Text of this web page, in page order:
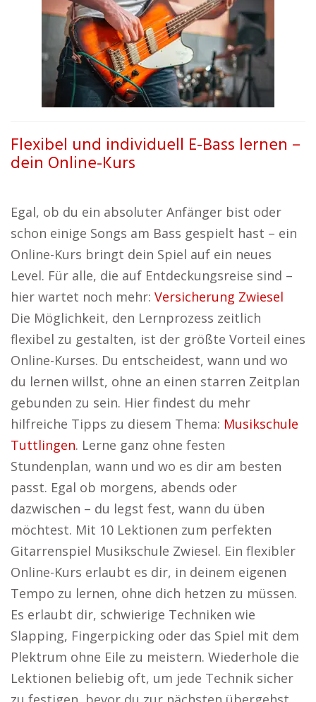
Flexibel und individuell E-Bass lernen –
dein Online-Kurs
Egal, ob du ein absoluter Anfänger bist oder
schon einige Songs am Bass gespielt hast – ein
Online-Kurs bringt dein Spiel auf ein neues
Level. Für alle, die auf Entdeckungsreise sind –
hier wartet noch mehr: Versicherung Zwiesel
Die Möglichkeit, den Lernprozess zeitlich
flexibel zu gestalten, ist der größte Vorteil eines
Online-Kurses. Du entscheidest, wann und wo
du lernen willst, ohne an einen starren Zeitplan
gebunden zu sein. Hier findest du mehr
hilfreiche Tipps zu diesem Thema: Musikschule
Tuttlingen. Lerne ganz ohne festen
Stundenplan, wann und wo es dir am besten
passt. Egal ob morgens, abends oder
dazwischen – du legst fest, wann du üben
möchtest. Mit 10 Lektionen zum perfekten
Gitarrenspiel Musikschule Zwiesel. Ein flexibler
Online-Kurs erlaubt es dir, in deinem eigenen
Tempo zu lernen, ohne dich hetzen zu müssen.
Es erlaubt dir, schwierige Techniken wie
Slapping, Fingerpicking oder das Spiel mit dem
Plektrum ohne Eile zu meistern. Wiederhole die
Lektionen beliebig oft, um jede Technik sicher